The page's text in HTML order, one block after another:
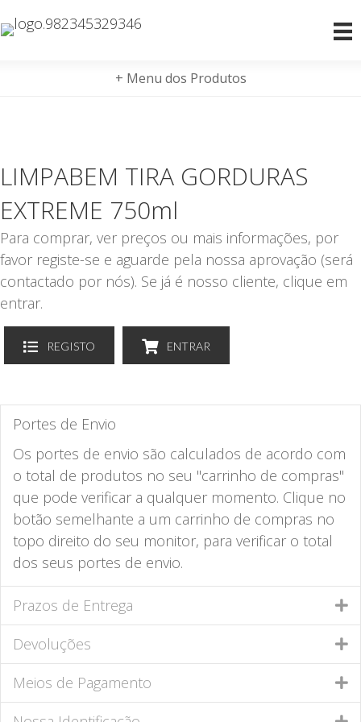
+ Menu dos Produtos
LIMPABEM TIRA GORDURAS
EXTREME 750ml
Para comprar, ver preços ou mais informações, por
favor registe-se e aguarde pela nossa aprovação (será
contactado por nós). Se já é nosso cliente, clique em
entrar.
REGISTO ENTRAR
Portes de Envio
Os portes de envio são calculados de acordo com
o total de produtos no seu "carrinho de compras"
que pode verificar a qualquer momento. Clique no
botão semelhante a um carrinho de compras no
topo direito do seu monitor, para verificar o total
dos seus portes de envio.
Prazos de Entrega
Devoluções
Meios de Pagamento